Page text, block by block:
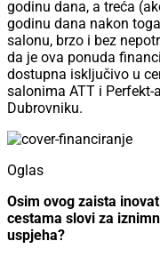
godinu dana, a treća
godinu dana nakon
salonu, brzo i bez
da je ova ponuda
dostupna isključivo u
salonima ATT i Perfekt-
Dubrovniku.
Oglas
Osim ovog zaista
cestama slovi za
uspjeha?